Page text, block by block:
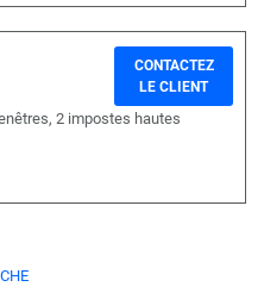
2 impostes hautes
CONTACTEZ
LE CLIENT